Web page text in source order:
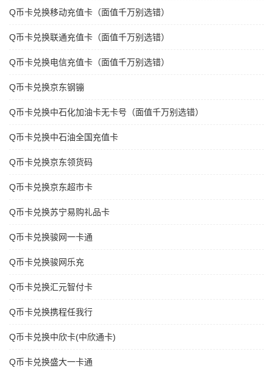
Q币卡兑换移动充值卡（面值千万别选错）
Q币卡兑换联通充值卡（面值千万别选错）
Q币卡兑换电信充值卡（面值千万别选错）
Q币卡兑换京东钢镚
Q币卡兑换中石化加油卡无卡号（面值千万别选错）
Q币卡兑换中石油全国充值卡
Q币卡兑换京东领货码
Q币卡兑换京东超市卡
Q币卡兑换苏宁易购礼品卡
Q币卡兑换骏网一卡通
Q币卡兑换骏网乐充
Q币卡兑换汇元智付卡
Q币卡兑换携程任我行
Q币卡兑换中欣卡(中欣通卡)
Q币卡兑换盛大一卡通